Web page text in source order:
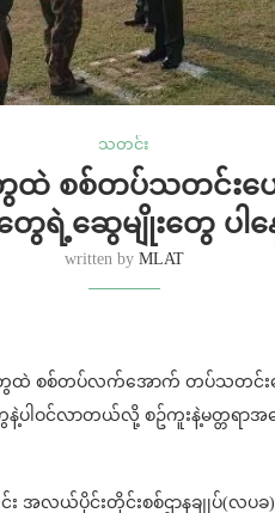
သတင်း
စ်တပ်သတင်းပေး၊
တွေရဲ့ဆွေမျိုးတွေ
written by MLAT
တပ်လက်အောက် တပ်သတင်းပေး၊
ေနဲ့ပါဝင်လာတယ်လို့ စဥ်ကူးနဲ့မတ္တရာ
င်း အလယ်ပိုင်းတိုင်းစစ်ဌာနချုပ်(လပ